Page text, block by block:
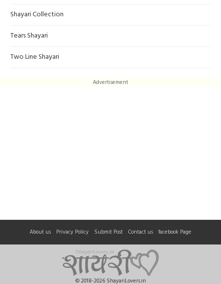
Shayari Collection
Tears Shayari
Two Line Shayari
Advertisement
About us Privacy Policy Submit Post Contact us facebook Page
© 2018-2026 ShayariLovers.in